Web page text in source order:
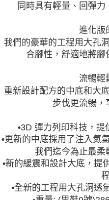
同時具有輕量、回彈力
進化版
我們的豪華的工程用大孔
合腳性，舒適地將腳
流暢輕
重新設計配方的中底和大
步伐更流暢，
•3D 彈力列印科技，提
•更新的中底採用了注入氮
我們迄今為止最柔
•新的緩震和設計大底，提
•全新的工程用大孔洞透